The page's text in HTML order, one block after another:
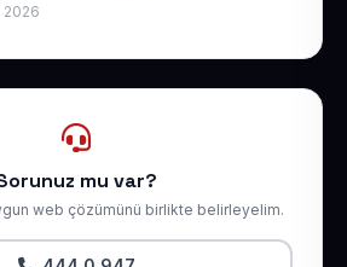
2026
mu var?
web çözümünü birlikte belirleyelim.